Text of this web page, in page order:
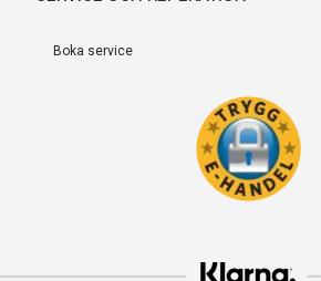
Boka service